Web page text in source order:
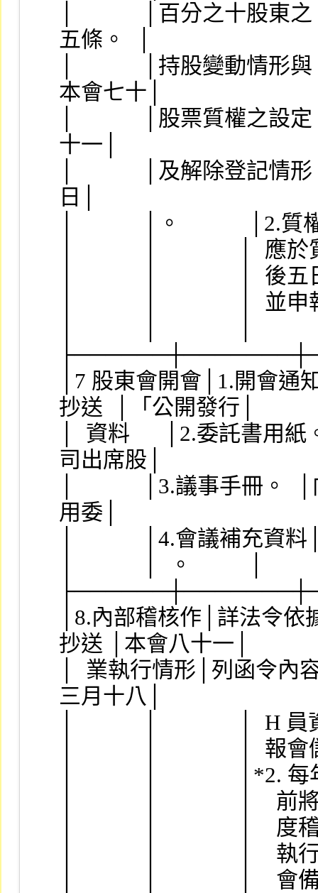
│            │百分之十股東
五條。  │
│            │持股變動情形
本會七十│
│            │股票質權之設
十一│
│            │及解除登記情
日│
│            │。            │2.
│            │              │  應
│            │              │  後
│            │              │  並
│7 股東會開會│1.開會
抄送  │「公開發行│
│  資料      │2.委託書用
司出席股│
│            │3.議事手冊。
用委│
│            │4.會議補充資
│            │  。          │
│8.內部稽核作│詳法令
抄送 │本會八十一│
│  業執行情形│列函令內
三月十八│
│            │              │  H
│            │              │  報
│            │              │*2.
│            │              │
│            │              │    度
│            │              │    執
│            │              │    會